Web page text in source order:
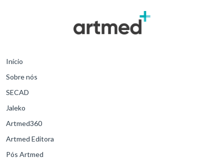
Início
Sobre nós
SECAD
Jaleko
Artmed360
Artmed Editora
Pós Artmed